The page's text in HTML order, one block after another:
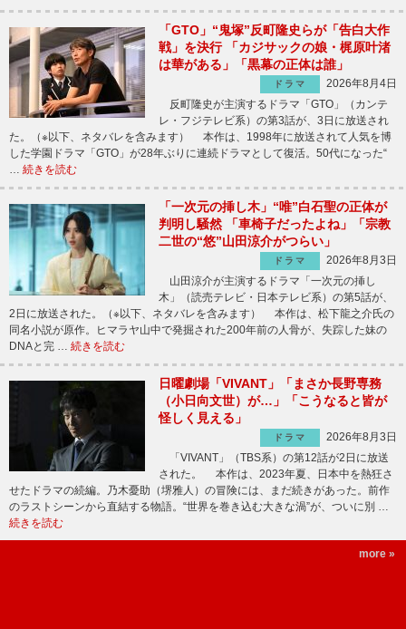
「GTO」“鬼塚”反町隆史らが「告白大作
戦」を決行 「カジサックの娘・梶原叶渚
は華がある」「黒幕の正体は誰」
ドラマ
2026年8月4日
反町隆史が主演するドラマ「GTO」（カンテ
レ・フジテレビ系）の第3話が、3日に放送され
た。（※以下、ネタバレを含みます） 本作は、1998年に放送されて人気を博
した学園ドラマ「GTO」が28年ぶりに連続ドラマとして復活。50代になった“
… 続きを読む
「一次元の挿し木」“唯”白石聖の正体が
判明し騒然 「車椅子だったよね」「宗教
二世の“悠”山田涼介がつらい」
ドラマ
2026年8月3日
山田涼介が主演するドラマ「一次元の挿し
木」（読売テレビ・日本テレビ系）の第5話が、
2日に放送された。（※以下、ネタバレを含みます） 本作は、松下龍之介氏の
同名小説が原作。ヒマラヤ山中で発掘された200年前の人骨が、失踪した妹の
DNAと完 … 続きを読む
日曜劇場「VIVANT」「まさか長野専務
（小日向文世）が…」「こうなると皆が
怪しく見える」
ドラマ
2026年8月3日
「VIVANT」（TBS系）の第12話が2日に放送
された。 本作は、2023年夏、日本中を熱狂さ
せたドラマの続編。乃木憂助（堺雅人）の冒険には、まだ続きがあった。前作
のラストシーンから直結する物語。“世界を巻き込む大きな渦”が、ついに別 …
続きを読む
more »